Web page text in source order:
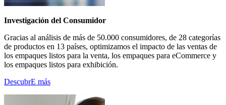
Investigación del Consumidor
Gracias al análisis de más de 50.000 consumidores, de 28 categorías
de productos en 13 países, optimizamos el impacto de las ventas de
los empaques listos para la venta, los empaques para eCommerce y
los empaques listos para exhibición.
DescubrE más